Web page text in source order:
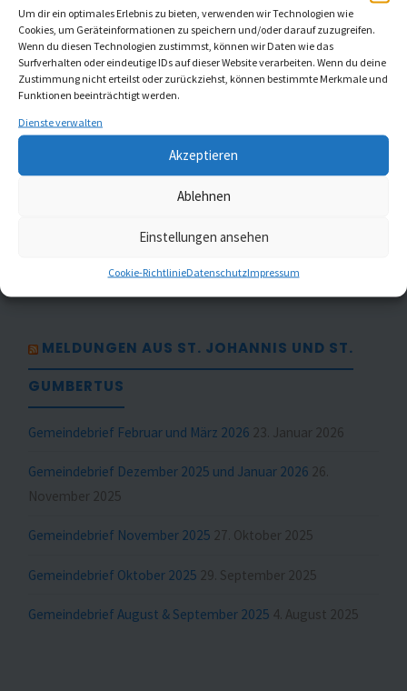
Um dir ein optimales Erlebnis zu bieten, verwenden wir Technologien wie
Cookies, um Geräteinformationen zu speichern und/oder darauf zuzugreifen.
Wenn du diesen Technologien zustimmst, können wir Daten wie das
Surfverhalten oder eindeutige IDs auf dieser Website verarbeiten. Wenn du deine
Zustimmung nicht erteilst oder zurückziehst, können bestimmte Merkmale und
Funktionen beeinträchtigt werden.
Dienste verwalten
Akzeptieren
Ablehnen
Einstellungen ansehen
Cookie-RichtlinieDatenschutzImpressum
Meldungen nach Themen
Aktuell(20)
MELDUNGEN AUS ST. JOHANNIS UND ST.
GUMBERTUS
Gemeindebrief Februar und März 2026 23. Januar 2026
Gemeindebrief Dezember 2025 und Januar 2026 26.
November 2025
Gemeindebrief November 2025 27. Oktober 2025
Gemeindebrief Oktober 2025 29. September 2025
Gemeindebrief August & September 2025 4. August 2025